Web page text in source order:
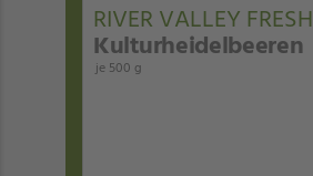
RIVER VALLEY FRESH
Kulturheidelbeeren
je 500 g